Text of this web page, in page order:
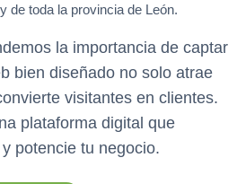
y de toda la provincia de León.
la importancia de captar
bien diseñado no solo atrae
visitantes en clientes.
plataforma digital que
potencie tu negocio.